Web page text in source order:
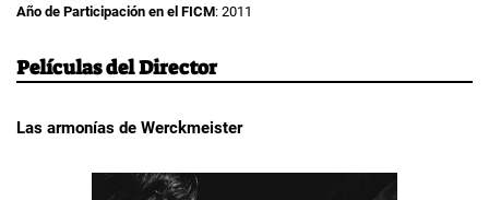
Año de Participación en el FICM: 2011
Películas del Director
Las armonías de Werckmeister